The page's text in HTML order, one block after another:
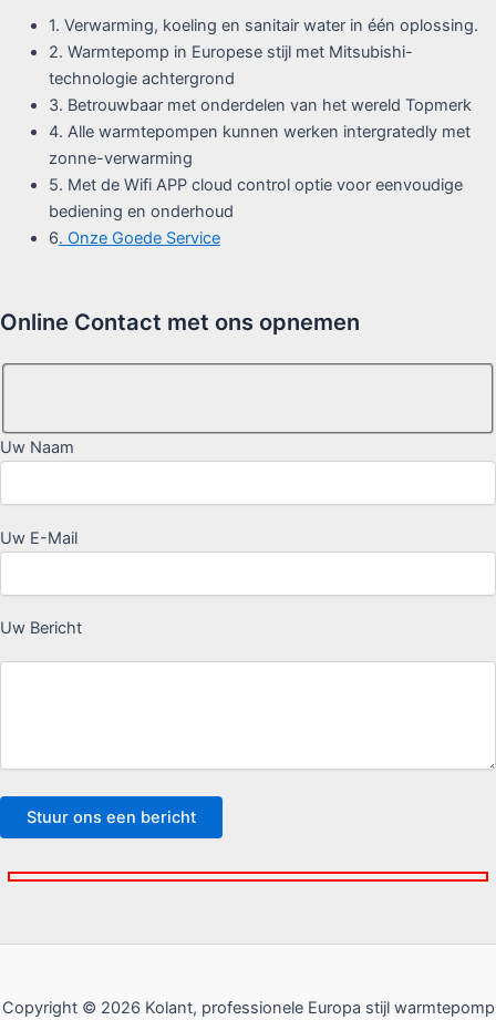
1. Verwarming, koeling en sanitair water in één oplossing.
2. Warmtepomp in Europese stijl met Mitsubishi-
technologie achtergrond
3. Betrouwbaar met onderdelen van het wereld Topmerk
4. Alle warmtepompen kunnen werken intergratedly met
zonne-verwarming
5. Met de Wifi APP cloud control optie voor eenvoudige
bediening en onderhoud
6. Onze Goede Service
Online Contact met ons opnemen
Uw Naam
Uw E-Mail
Uw Bericht
Copyright © 2026 Kolant, professionele Europa stijl warmtepomp